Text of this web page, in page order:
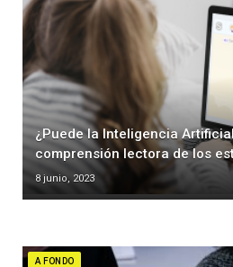
¿Puede la Inteligencia
comprensión lectora de los
8 junio, 2023
A FONDO